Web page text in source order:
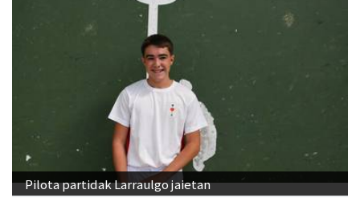
Pilota partidak Larraulgo jaietan